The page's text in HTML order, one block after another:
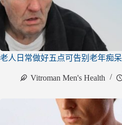
老人日常做好五点可告别老年痴呆
Vitroman Men's Health